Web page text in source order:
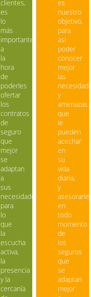
clientes,
es
lo
más
importante
a
la
hora
de
poderles
ofertar
los
contratos
de
seguro
que
mejor
se
adaptan
a
sus
necesidades,
para
lo
que
la
escucha
activa,
la
presencia
y la
cercanía
es
nuestro
objetivo,
para
asi
poder
conocer
mejor
las
y
amenazas
que
le
pueden
acechar
en
su
vida
diaria,
y
en
todo
momento
de
los
seguros
que
se
adaptan
mejor